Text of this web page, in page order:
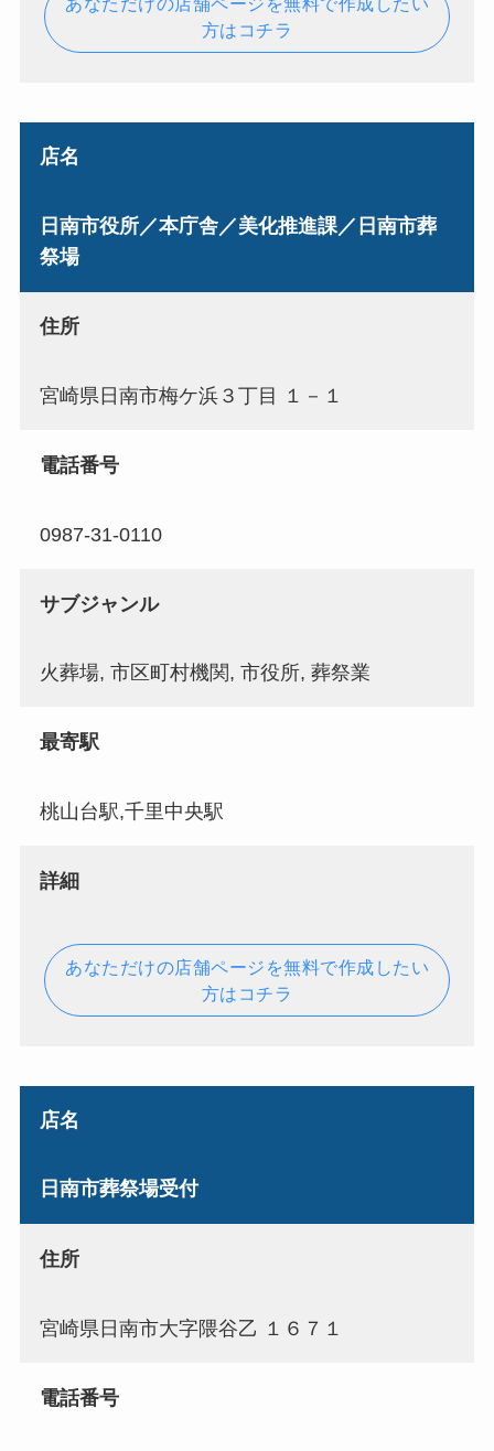
方はコチラ
店名
日南市役所／本庁舎／美化推進課／日南市葬
祭場
住所
宮崎県日南市梅ケ浜３丁目 １－１
電話番号
0987-31-0110
サブジャンル
火葬場, 市区町村機関, 市役所, 葬祭業
最寄駅
桃山台駅,千里中央駅
詳細
あなただけの店舗ページを無料で作成したい
方はコチラ
店名
日南市葬祭場受付
住所
宮崎県日南市大字隈谷乙 １６７１
電話番号